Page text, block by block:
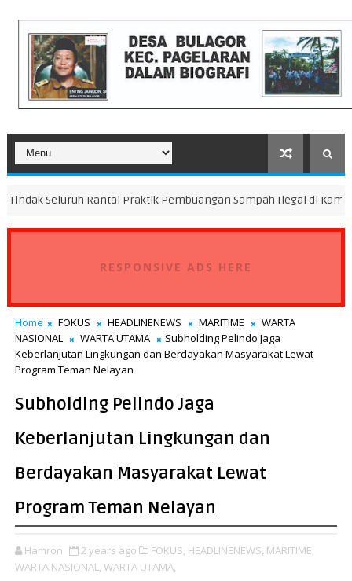
Rantai Praktik Pembuangan Sampah Ilegal di Kampung Dukuh
RESPONSIVE ADS HERE
Home FOKUS HEADLINENEWS MARITIME
WARTA
NASIONAL
WARTA UTAMA
Subholding Pelindo Jaga
Keberlanjutan Lingkungan dan Berdayakan Masyarakat Lewat
Program Teman Nelayan
Subholding Pelindo Jaga
Keberlanjutan Lingkungan dan
Berdayakan Masyarakat Lewat
Program Teman Nelayan
Hamron 2 years ago FOKUS, HEADLINENEWS, MARITIME,
WARTA NASIONAL, WARTA UTAMA,